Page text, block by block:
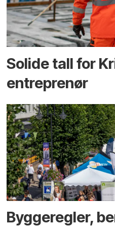
Solide tall for
entreprenør
Bygge­regler,